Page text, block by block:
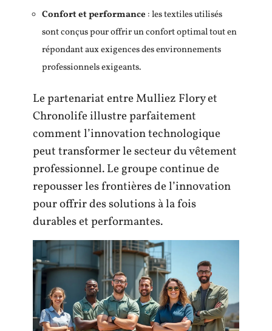
Confort et performance : les textiles utilisés
sont conçus pour offrir un confort optimal tout en
répondant aux exigences des environnements
professionnels exigeants.
Le partenariat entre Mulliez Flory et
Chronolife illustre parfaitement
comment l’innovation technologique
peut transformer le secteur du vêtement
professionnel. Le groupe continue de
repousser les frontières de l’innovation
pour offrir des solutions à la fois
durables et performantes.